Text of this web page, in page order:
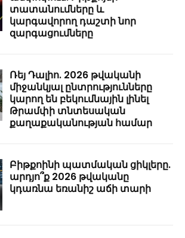
տատանումները և
կարգավորող դաշտի նոր
զարգացումները
Ռեյ Դալիո. 2026 թվականի
միջանկյալ ընտրությունները
կարող են բեկումնային լինել
Թրամփի տնտեսական
քաղաքականության համար
Բիթքոինի պատմական ցիկլերը.
արդյո՞ք 2026 թվականը
կդառնա եռանիշ աճի տարի